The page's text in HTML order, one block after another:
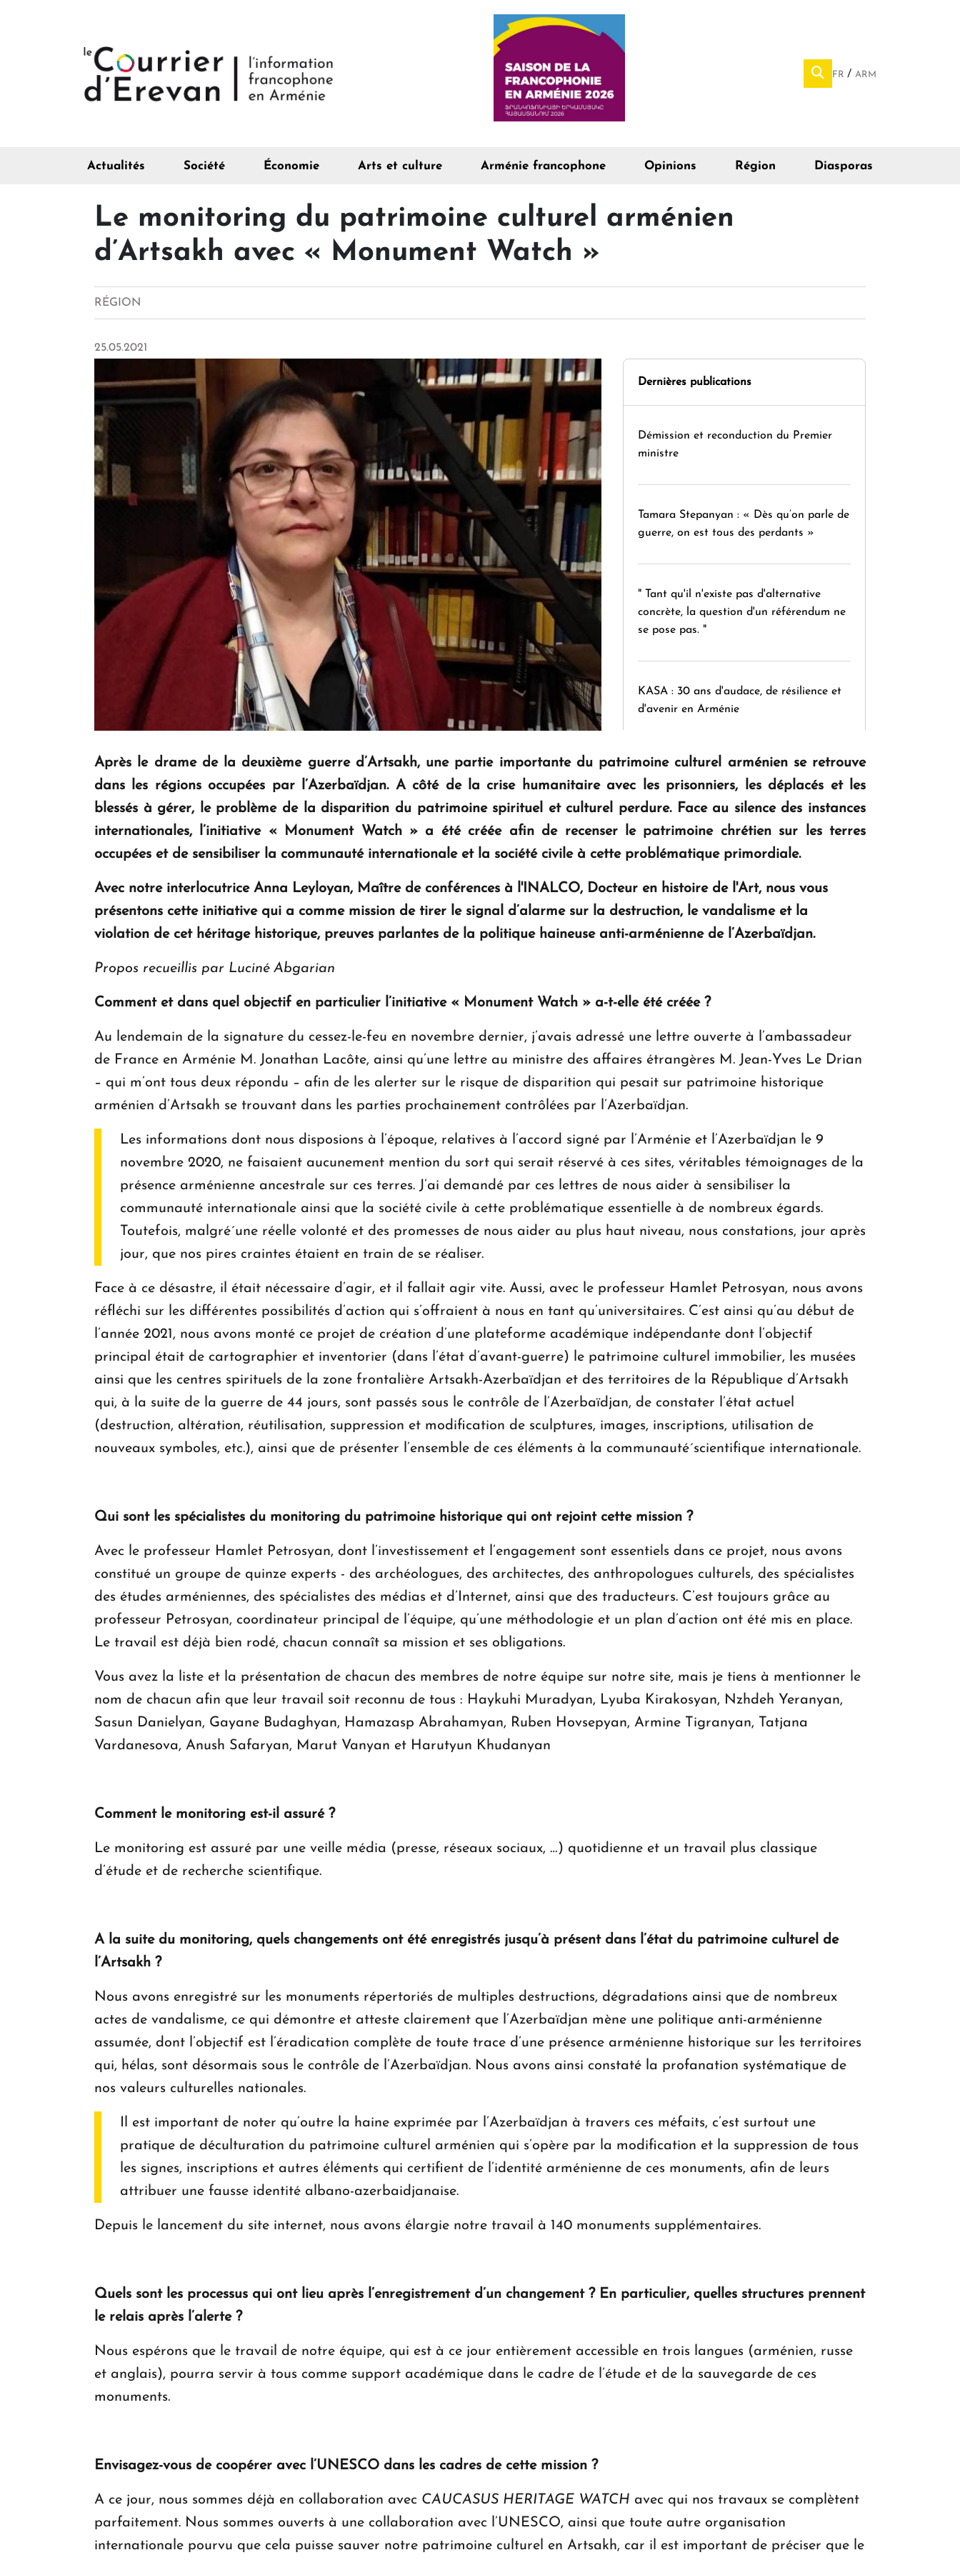
FR ARM
Actualités Société Économie Arts et culture Arménie francophone Opinions Région Diasporas
Le monitoring du patrimoine culturel arménien
d’Artsakh avec « Monument Watch »
RÉGION
25.05.2021
Dernières publications
Démission et reconduction du Premier
ministre
Tamara Stepanyan : « Dès qu’on parle de
guerre, on est tous des perdants »
" Tant qu'il n'existe pas d'alternative
concrète, la question d'un référendum ne
se pose pas. "
KASA : 30 ans d'audace, de résilience et
d'avenir en Arménie
Le premier hôtel Hyatt Regency
d'Arménie ouvrira ses portes à Dilijan
Après le drame de la deuxième guerre d’Artsakh, une partie importante du patrimoine culturel arménien se retrouve
dans les régions occupées par l’Azerbaïdjan. A côté de la crise humanitaire avec les prisonniers, les déplacés et les
blessés à gérer, le problème de la disparition du patrimoine spirituel et culturel perdure. Face au silence des instances
internationales, l’initiative « Monument Watch » a été créée afin de recenser le patrimoine chrétien sur les terres
occupées et de sensibiliser la communauté internationale et la société civile à cette problématique primordiale.
Avec notre interlocutrice Anna Leyloyan, Maître de conférences à l'INALCO, Docteur en histoire de l'Art, nous vous
présentons cette initiative qui a comme mission de tirer le signal d’alarme sur la destruction, le vandalisme et la
violation de cet héritage historique, preuves parlantes de la politique haineuse anti-arménienne de l’Azerbaïdjan.
Propos recueillis par Luciné Abgarian
Comment et dans quel objectif en particulier l’initiative « Monument Watch » a-t-elle été créée ?
Au lendemain de la signature du cessez-le-feu en novembre dernier, j’avais adressé une lettre ouverte à l’ambassadeur
de France en Arménie M. Jonathan Lacôte, ainsi qu’une lettre au ministre des affaires étrangères M. Jean-Yves Le Drian
– qui m’ont tous deux répondu – afin de les alerter sur le risque de disparition qui pesait sur patrimoine historique
arménien d’Artsakh se trouvant dans les parties prochainement contrôlées par l’Azerbaïdjan.
Les informations dont nous disposions à l’époque, relatives à l’accord signé par l’Arménie et l’Azerbaïdjan le 9
novembre 2020, ne faisaient aucunement mention du sort qui serait réservé à ces sites, véritables témoignages de la
présence arménienne ancestrale sur ces terres. J’ai demandé par ces lettres de nous aider à sensibiliser la
communauté internationale ainsi que la société civile à cette problématique essentielle à de nombreux égards.
Toutefois, malgré́ une réelle volonté et des promesses de nous aider au plus haut niveau, nous constations, jour après
jour, que nos pires craintes étaient en train de se réaliser.
Face à ce désastre, il était nécessaire d’agir, et il fallait agir vite. Aussi, avec le professeur Hamlet Petrosyan, nous avons
réfléchi sur les différentes possibilités d’action qui s’offraient à nous en tant qu’universitaires. C’est ainsi qu’au début de
l’année 2021, nous avons monté ce projet de création d’une plateforme académique indépendante dont l’objectif
principal était de cartographier et inventorier (dans l’état d’avant-guerre) le patrimoine culturel immobilier, les musées
ainsi que les centres spirituels de la zone frontalière Artsakh-Azerbaïdjan et des territoires de la République d’Artsakh
qui, à la suite de la guerre de 44 jours, sont passés sous le contrôle de l’Azerbaïdjan, de constater l’état actuel
(destruction, altération, réutilisation, suppression et modification de sculptures, images, inscriptions, utilisation de
nouveaux symboles, etc.), ainsi que de présenter l’ensemble de ces éléments à la communauté́ scientifique internationale.
Qui sont les spécialistes du monitoring du patrimoine historique qui ont rejoint cette mission ?
Avec le professeur Hamlet Petrosyan, dont l’investissement et l’engagement sont essentiels dans ce projet, nous avons
constitué un groupe de quinze experts - des archéologues, des architectes, des anthropologues culturels, des spécialistes
des études arméniennes, des spécialistes des médias et d’Internet, ainsi que des traducteurs. C’est toujours grâce au
professeur Petrosyan, coordinateur principal de l’équipe, qu’une méthodologie et un plan d’action ont été mis en place.
Le travail est déjà bien rodé, chacun connaît sa mission et ses obligations.
Vous avez la liste et la présentation de chacun des membres de notre équipe sur notre site, mais je tiens à mentionner le
nom de chacun afin que leur travail soit reconnu de tous : Haykuhi Muradyan, Lyuba Kirakosyan, Nzhdeh Yeranyan,
Sasun Danielyan, Gayane Budaghyan, Hamazasp Abrahamyan, Ruben Hovsepyan, Armine Tigranyan, Tatjana
Vardanesova, Anush Safaryan, Marut Vanyan et Harutyun Khudanyan
Comment le monitoring est-il assuré ?
Le monitoring est assuré par une veille média (presse, réseaux sociaux, …) quotidienne et un travail plus classique
d’étude et de recherche scientifique.
A la suite du monitoring, quels changements ont été enregistrés jusqu’à présent dans l’état du patrimoine culturel de
l’Artsakh ?
Nous avons enregistré sur les monuments répertoriés de multiples destructions, dégradations ainsi que de nombreux
actes de vandalisme, ce qui démontre et atteste clairement que l’Azerbaïdjan mène une politique anti-arménienne
assumée, dont l’objectif est l’éradication complète de toute trace d’une présence arménienne historique sur les territoires
qui, hélas, sont désormais sous le contrôle de l’Azerbaïdjan. Nous avons ainsi constaté la profanation systématique de
nos valeurs culturelles nationales.
Il est important de noter qu’outre la haine exprimée par l’Azerbaïdjan à travers ces méfaits, c’est surtout une
pratique de déculturation du patrimoine culturel arménien qui s’opère par la modification et la suppression de tous
les signes, inscriptions et autres éléments qui certifient de l’identité arménienne de ces monuments, afin de leurs
attribuer une fausse identité albano-azerbaidjanaise.
Depuis le lancement du site internet, nous avons élargie notre travail à 140 monuments supplémentaires.
Quels sont les processus qui ont lieu après l’enregistrement d’un changement ? En particulier, quelles structures prennent
le relais après l’alerte ?
Nous espérons que le travail de notre équipe, qui est à ce jour entièrement accessible en trois langues (arménien, russe
et anglais), pourra servir à tous comme support académique dans le cadre de l’étude et de la sauvegarde de ces
monuments.
Envisagez-vous de coopérer avec l’UNESCO dans les cadres de cette mission ?
A ce jour, nous sommes déjà en collaboration avec CAUCASUS HERITAGE WATCH avec qui nos travaux se complètent
parfaitement. Nous sommes ouverts à une collaboration avec l’UNESCO, ainsi que toute autre organisation
internationale pourvu que cela puisse sauver notre patrimoine culturel en Artsakh, car il est important de préciser que le